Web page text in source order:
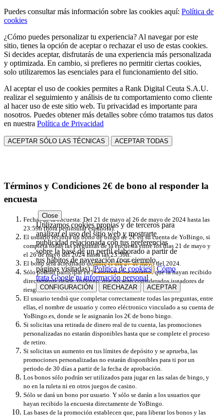
Puedes consultar más información sobre las cookies aquí: Política de
cookies
¿Cómo puedes personalizar tu experiencia? Al navegar por este
sitio, tienes la opción de aceptar o rechazar el uso de estas cookies.
Si decides aceptar, disfrutarás de una experiencia más personalizada
y optimizada. En cambio, si prefieres no permitir ciertas cookies,
solo utilizaremos las esenciales para el funcionamiento del sitio.
Al aceptar el uso de cookies permites a Rank Digital Ceuta S.A.U.
realizar el seguimiento y análisis de tu comportamiento como cliente
al hacer uso de este sitio web. Tu privacidad es importante para
nosotros. Puedes obtener más detalles sobre cómo tratamos tus datos
en nuestra Política de Privacidad
ACEPTAR SÓLO LAS TÉCNICAS ACEPTAR TODAS
Términos y Condiciones 2€ de bono al responder la
encuesta
Fechas de la encuesta: Del 21 de mayo al 26 de mayo de 2024 hasta las
23:59h (hora peninsular española).
El usuario recibirá un bono de bingo de 2€ en su cuenta de YoBingo, si
completa todas las preguntas de la encuesta entre los días 21 de mayo y
el 26 de mayo del 2024 hasta las 23:59h.
El bono será acreditado durante el día 27 de mayo del 2024.
Sólo podrán participar en la encuesta los usuarios que la hayan recibido
directamente desde YoBingo, que no sean considerados jugadores de
riesgo.
El usuario tendrá que completar correctamente todas las preguntas, entre
ellas, el nombre de usuario y correo eléctronico vinculado a su cuenta de
YoBingo.es, donde se le asignarán los 2€ de bono bingo.
Si solicitas una retirada de dinero real de tu cuenta, las promociones
personalizadas no estarán disponibles hasta que se complete el proceso
de retiro.
Si solicitas un aumento en tus límites de depósito y se aprueba, las
promociones personalizadas no estarán disponibles para ti por un
periodo de 30 días a partir de la fecha de aprobación.
Los bonos sólo podrán ser utilizados para jugar en las salas de bingo, y
no en la ruleta ni en otros juegos de casino.
Sólo se dará un bono por usuario. Y sólo se darán a los usuarios que
hayan recibido la encuesta directamente de YoBingo.
Las bases de la promoción establecen que, para liberar los bonos y las
Close
Utilizamos cookies propias y de terceros para
analizar el uso del sitio web y mostrarte
publicidad relacionada con tus preferencias
sobre la base de un perfil elaborado a partir de
tus hábitos de navegación (por ejemplo,
páginas visitadas).Política de cookies | Cómo
trata Google tu información personal
CONFIGURACIÓN RECHAZAR ACEPTAR